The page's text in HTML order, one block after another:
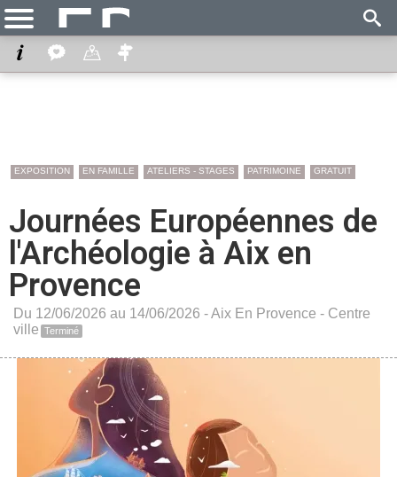
EXPOSITION EN FAMILLE ATELIERS - STAGES PATRIMOINE GRATUIT
Journées Européennes de
l'Archéologie à Aix en
Provence
Du 12/06/2026 au 14/06/2026 -Aix En Provence - Centre
ville Terminé